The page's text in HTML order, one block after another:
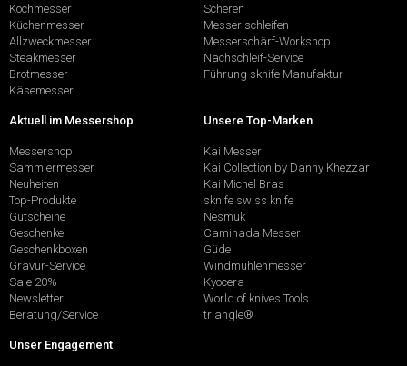
Kochmesser
Küchenmesser
Allzweckmesser
Steakmesser
Brotmesser
Käsemesser
Scheren
Messer schleifen
Messerschärf-Workshop
Nachschleif-Service
Führung sknife Manufaktur
Aktuell im Messershop
Messershop
Sammlermesser
Neuheiten
Top-Produkte
Gutscheine
Geschenke
Geschenkboxen
Gravur-Service
Sale 20%
Newsletter
Beratung/Service
Unsere Top-Marken
Kai Messer
Kai Collection by Danny Khezzar
Kai Michel Bras
sknife swiss knife
Nesmuk
Caminada Messer
Güde
Windmühlenmesser
Kyocera
World of knives Tools
triangle®
Unser Engagement